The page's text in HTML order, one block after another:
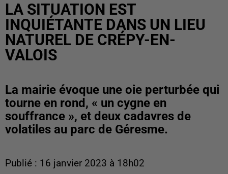
LA SITUATION EST
INQUIÉTANTE DANS UN LIEU
NATUREL DE CRÉPY-EN-
VALOIS
La mairie évoque une oie perturbée qui
tourne en rond, « un cygne en
souffrance », et deux cadavres de
volatiles au parc de Géresme.
Publié : 16 janvier 2023 à 18h02